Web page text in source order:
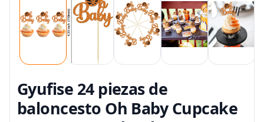
Gyufise 24 piezas de
baloncesto Oh Baby Cupcake